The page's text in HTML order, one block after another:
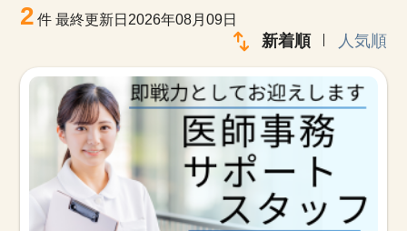
お知らせ
医療事務求人ドットコムとは
サイトの使い方
2 件最終更新日2026年08月09日
新着順 人気順
九州・沖縄